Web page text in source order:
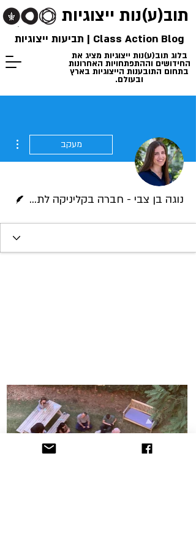
תוב(ע)נות ייצוגיות
בלוג תוב(ע)נות ייצוגיות מציג את
החידושים וההתפתחויות האחרונות
בתחום התובענות הייצוגיות בארץ
ובעולם.
Class Action Blog | תביעות ייצוגיות
מעקב
נוגה בן צבי - חברה בקליניקה לתובענות ייצוגיות